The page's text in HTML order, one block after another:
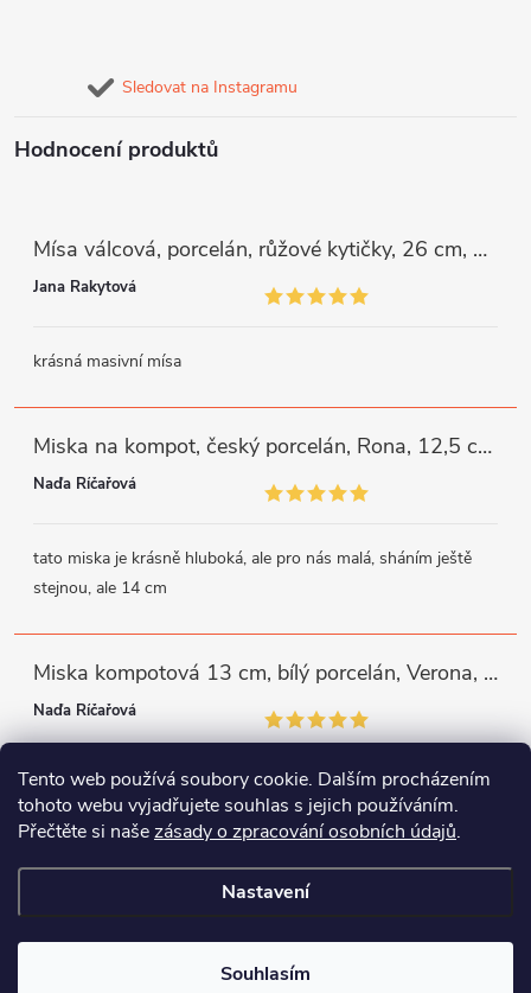
Tento web používá soubory cookie. Dalším procházením
tohoto webu vyjadřujete souhlas s jejich používáním.
Přečtěte si našezásady o zpracování osobních údajů.
Nastavení
Souhlasím
Sledovat na Instagramu
Hodnocení produktů
Mísa válcová, porcelán, růžové kytičky, 26 cm, G. Benedikt
Jana Rakytová
krásná masivní mísa
Miska na kompot, český porcelán, Rona, 12,5 cm, bílý, G. Benedikt
Naďa Říčařová
tato miska je krásně hluboká, ale pro nás malá, sháním ještě
stejnou, ale 14 cm
Miska kompotová 13 cm, bílý porcelán, Verona, G. Benedikt
Naďa Říčařová
miska je trochu mělká, ale využiji
Copyright 2026Porcelánový svět. Všechna práva vyhrazena.